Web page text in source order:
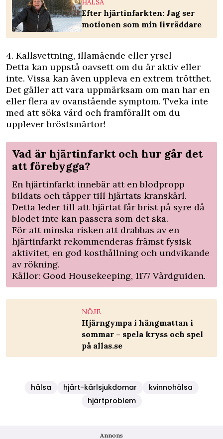
HÄLSA
Efter hjärtinfarkten: Jag ser
motionen som min livräddare
4. Kallsvettning, illamående eller yrsel
Detta kan uppstå oavsett om du är aktiv eller
inte. Vissa kan även uppleva en extrem trötthet.
Det gäller att vara uppmärksam om man har en
eller flera av ovanstående symptom. Tveka inte
med att söka vård och framförallt om du
upplever bröstsmärtor!
Vad är hjärtinfarkt och hur går det
att förebygga?
En hjärtinfarkt innebär att en blodpropp
bildats och täpper till hjärtats kranskärl.
Detta leder till att hjärtat får brist på syre då
blodet inte kan passera som det ska.
För att minska risken att drabbas av en
hjärtinfarkt rekommenderas främst fysisk
aktivitet, en god kosthållning och undvikande
av rökning.
Källor: Good Housekeeping, 1177 Vårdguiden.
NÖJE
Hjärngympa i hängmattan i
sommar – spela kryss och spel
på allas.se
hälsa hjärt-kärlsjukdomar
kvinnohälsa
hjärtproblem
Annons